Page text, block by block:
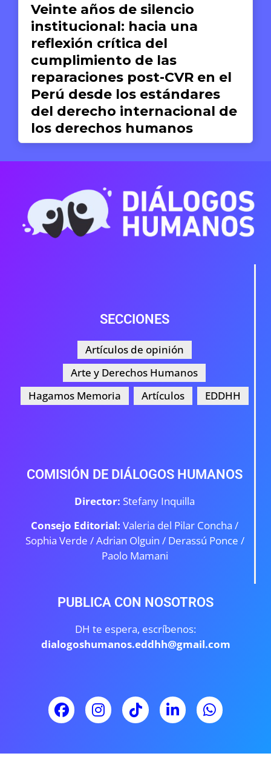
El arte de compartir:
Anthony Bourdain y la
gastronomía como medio
para el reconocimiento de la
dignidad humana
Silvana Dextre
17 DE JUNIO DE 2026
SECCIONES
Artículos de opinión
Arte y Derechos Humanos
Hagamos Memoria
Artículos EDDHH
COMISIÓN DE DIÁLOGOS HUMANOS
Director: Stefany Inquilla
Consejo Editorial: Valeria del Pilar Concha /
Sophia Verde /Adrian Olguin / Derassú Ponce /
Paolo Mamani
PUBLICA CON NOSOTROS
DH te espera, escríbenos:
dialogoshumanos.eddhh@gmail.com